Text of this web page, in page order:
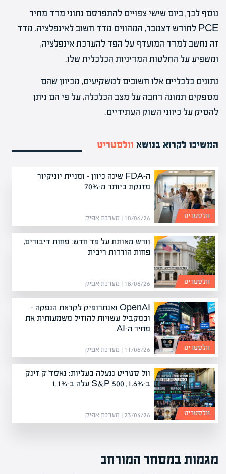
נוסף לכך, ביום שישי צפויים להתפרסם נתוני מדד מחיר
PCE לחודש דצמבר, המהווים מדד חשוב לאינפלציה. מדד
זה נחשב למדד המועדף על הפד להערכת אינפלציה,
ומשפיע על החלטות המדיניות הכלכלית שלו.
נתונים כלכליים אלו חשובים למשקיעים, מכיוון שהם
מספקים תמונה רחבה על מצב הכלכלה, על פי הם ניתן
להסיק על כיווני השוק העתידיים.
המשיכו לקרוא בנושא וולסטריט
ה-FDA שינה כיוון – ומניית יוניקיור
מזנקת ביותר מ-70%
18/06/26 | מערכת אפיק וולסטריט
וורש מאותת על פד חדש: פחות דיבורים,
פחות הורדות ריבית
18/06/26 | מערכת אפיק וולסטריט
OpenAI ואנתרופיק לקראת הנפקה –
ובמקביל עשויות להוזיל משמעותית את
מחיר ה-AI
11/06/26 | מערכת אפיק וולסטריט
וול סטריט ננעלה בעליות: נאסד"ק זינק
ב-1.6%, S&P 500 עלה ב-1.1%
23/04/26 | מערכת אפיק וולסטריט
מגמות במסחר המורחב